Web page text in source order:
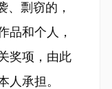
剽窃的，
品和个人，
奖项，由此
人承担。